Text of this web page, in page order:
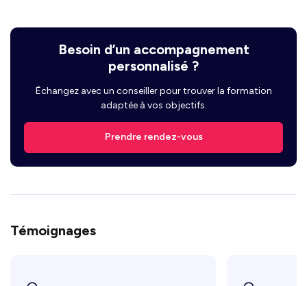
Besoin d’un accompagnement
personnalisé ?
Échangez avec un conseiller pour trouver la formation
adaptée à vos objectifs.
Prendre rendez-vous
Témoignages